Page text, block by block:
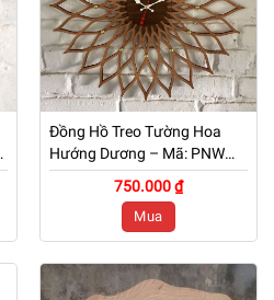
Đồng Hồ Treo Tường Hoa
Hướng Dương – Mã: PNW
048
750.000 ₫
Mua